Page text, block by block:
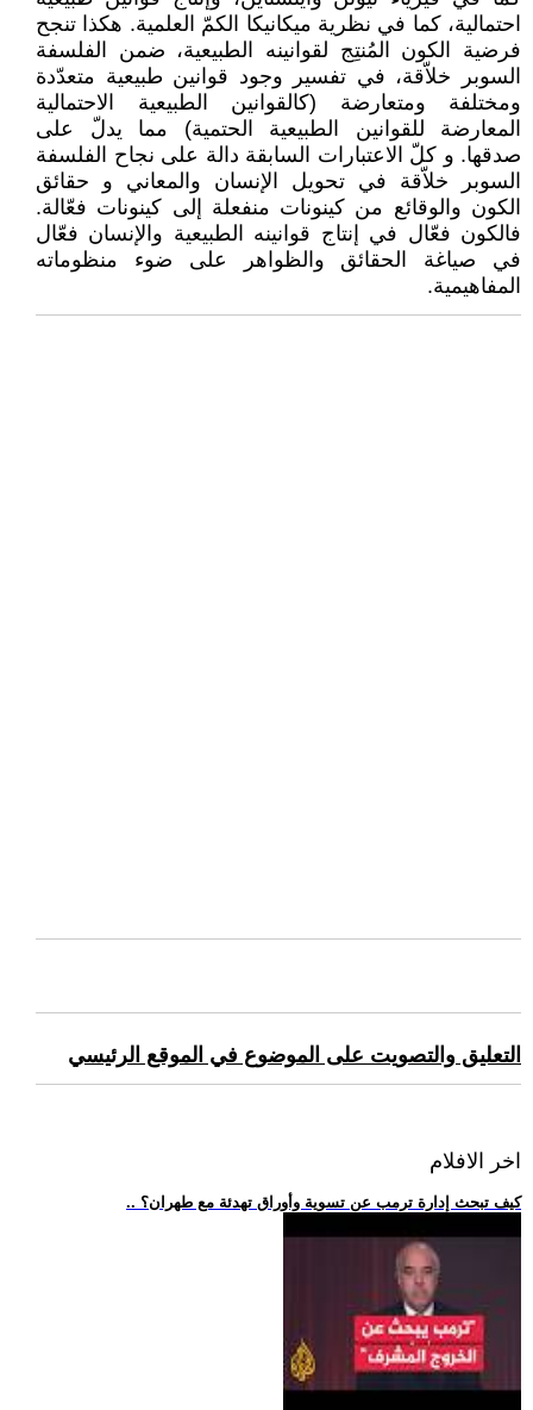
احتمالية، كما في نظرية ميكانيكا الكمّ العلمية. هكذا تنجح
فرضية الكون المُنتِج لقوانينه الطبيعية، ضمن الفلسفة
السوبر خلاّقة، في تفسير وجود قوانين طبيعية متعدّدة
ومختلفة ومتعارضة (كالقوانين الطبيعية الاحتمالية
المعارضة للقوانين الطبيعية الحتمية) مما يدلّ على
صدقها. و كلّ الاعتبارات السابقة دالة على نجاح الفلسفة
السوبر خلاّقة في تحويل الإنسان والمعاني و حقائق
الكون والوقائع من كينونات منفعلة إلى كينونات فعّالة.
فالكون فعّال في إنتاج قوانينه الطبيعية والإنسان فعّال
في صياغة الحقائق والظواهر على ضوء منظوماته
المفاهيمية.
التعليق والتصويت على الموضوع في الموقع الرئيسي
اخر الافلام
.. كيف تبحث إدارة ترمب عن تسوية وأوراق تهدئة مع طهران؟